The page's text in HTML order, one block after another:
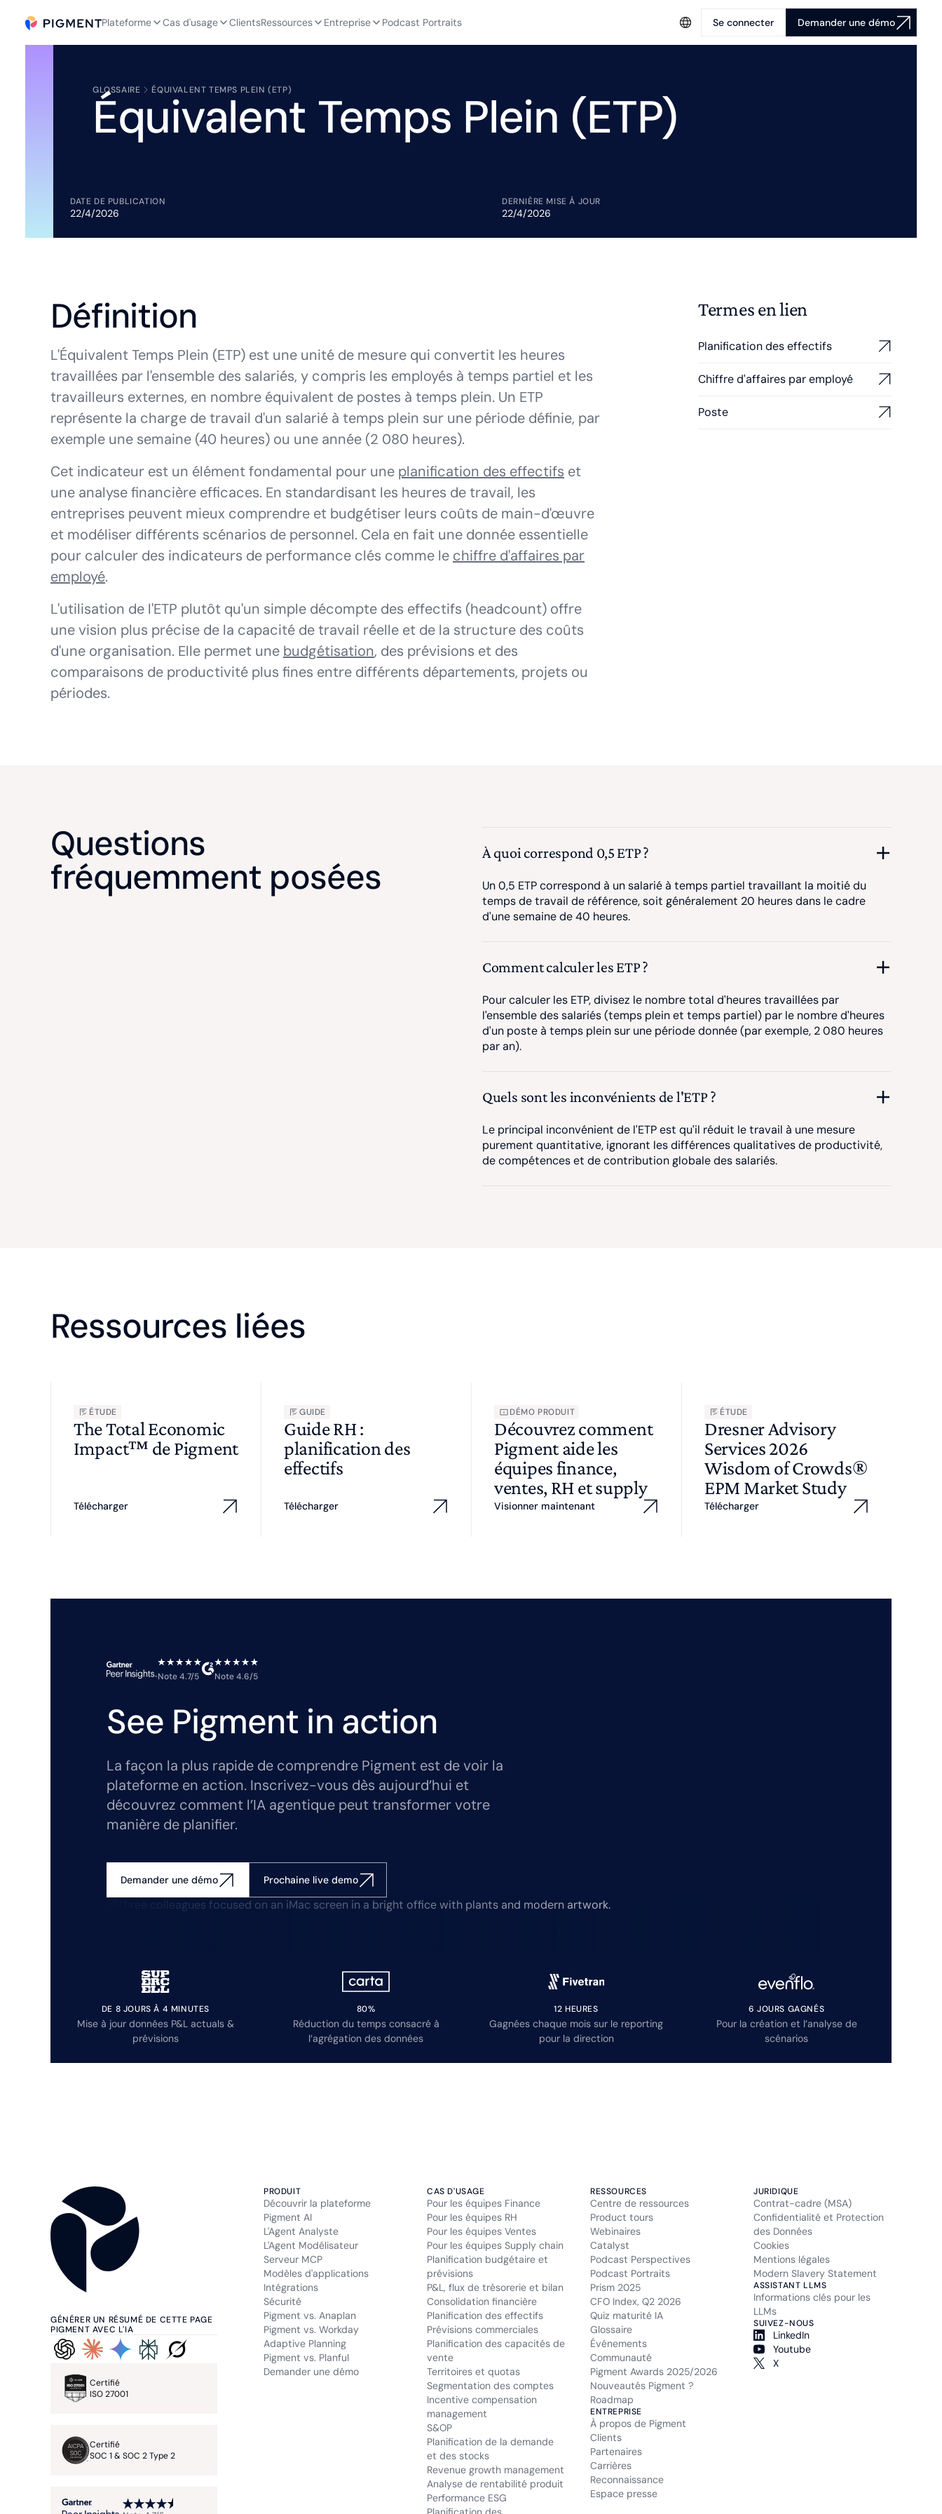
Plateforme Cas d'usage ClientsRessources Entreprise Podcast Portraits Se connecter Demander une démo
GLOSSAIRE ÉQUIVALENT TEMPS PLEIN (ETP)
Équivalent Temps Plein (ETP)
DATE DE PUBLICATION
22/4/2026
DERNIÈRE MISE À JOUR
22/4/2026
Définition
L'Équivalent Temps Plein (ETP) est une unité de mesure qui convertit les heures
travaillées par l'ensemble des salariés, y compris les employés à temps partiel et les
travailleurs externes, en nombre équivalent de postes à temps plein. Un ETP
représente la charge de travail d'un salarié à temps plein sur une période définie, par
exemple une semaine (40 heures) ou une année (2 080 heures).
Cet indicateur est un élément fondamental pour une planification des effectifs et
une analyse financière efficaces. En standardisant les heures de travail, les
entreprises peuvent mieux comprendre et budgétiser leurs coûts de main-d'œuvre
et modéliser différents scénarios de personnel. Cela en fait une donnée essentielle
pour calculer des indicateurs de performance clés comme le chiffre d'affaires par
employé.
L'utilisation de l'ETP plutôt qu'un simple décompte des effectifs (headcount) offre
une vision plus précise de la capacité de travail réelle et de la structure des coûts
d'une organisation. Elle permet une budgétisation, des prévisions et des
comparaisons de productivité plus fines entre différents départements, projets ou
périodes.
Termes en lien
Planification des effectifs
Chiffre d'affaires par employé
Poste
Questions
fréquemment posées
À quoi correspond 0,5 ETP ?
Un 0,5 ETP correspond à un salarié à temps partiel travaillant la moitié du
temps de travail de référence, soit généralement 20 heures dans le cadre
d'une semaine de 40 heures.
Comment calculer les ETP ?
Pour calculer les ETP, divisez le nombre total d'heures travaillées par
l'ensemble des salariés (temps plein et temps partiel) par le nombre d'heures
d'un poste à temps plein sur une période donnée (par exemple, 2 080 heures
par an).
Quels sont les inconvénients de l'ETP ?
Le principal inconvénient de l'ETP est qu'il réduit le travail à une mesure
purement quantitative, ignorant les différences qualitatives de productivité,
de compétences et de contribution globale des salariés.
Ressources liées
ÉTUDE
The Total Economic
Impact™ de Pigment
Télécharger
GUIDE
Guide RH :
planification des
effectifs
Télécharger
DÉMO PRODUIT
Découvrez comment
Pigment aide les
équipes finance,
ventes, RH et supply
Visionner maintenant
ÉTUDE
Dresner Advisory
Services 2026
Wisdom of Crowds®
EPM Market Study
Télécharger
Note 4.7/5 Note 4.6/5
See Pigment in action
La façon la plus rapide de comprendre Pigment est de voir la
plateforme en action. Inscrivez-vous dès aujourd’hui et
découvrez comment l’IA agentique peut transformer votre
manière de planifier.
Demander une démo Prochaine live demo
DE 8 JOURS À 4 MINUTES
Mise à jour données P&L actuals &
prévisions
80%
Réduction du temps consacré à
l’agrégation des données
12 HEURES
Gagnées chaque mois sur le reporting
pour la direction
6 JOURS GAGNÉS
Pour la création et l’analyse de
scénarios
GÉNÉRER UN RÉSUMÉ DE CETTE PAGE
PIGMENT AVEC L'IA
Certifié
ISO 27001
Certifié
SOC 1 & SOC 2 Type 2
PRODUIT
Découvrir la plateforme
Pigment AI
L'Agent Analyste
L'Agent Modélisateur
Serveur MCP
Modèles d'applications
Intégrations
Sécurité
Pigment vs. Anaplan
Pigment vs. Workday
Adaptive Planning
Pigment vs. Planful
Demander une démo
CAS D'USAGE
Pour les équipes Finance
Pour les équipes RH
Pour les équipes Ventes
Pour les équipes Supply chain
Planification budgétaire et
prévisions
P&L, flux de trésorerie et bilan
Consolidation financière
Planification des effectifs
Prévisions commerciales
Planification des capacités de
vente
Territoires et quotas
Segmentation des comptes
Incentive compensation
management
S&OP
Planification de la demande
et des stocks
Revenue growth management
Analyse de rentabilité produit
Performance ESG
RESSOURCES
Centre de ressources
Product tours
Webinaires
Catalyst
Podcast Perspectives
Podcast Portraits
Prism 2025
CFO Index, Q2 2026
Quiz maturité IA
Glossaire
Événements
Communauté
Pigment Awards 2025/2026
Nouveautés Pigment ?
Roadmap
ENTREPRISE
À propos de Pigment
Clients
Partenaires
Carrières
Reconnaissance
Espace presse
JURIDIQUE
Contrat-cadre (MSA)
Confidentialité et Protection
des Données
Cookies
Mentions légales
Modern Slavery Statement
ASSISTANT LLMS
Informations clés pour les
LLMs
SUIVEZ-NOUS
LinkedIn
Youtube
X